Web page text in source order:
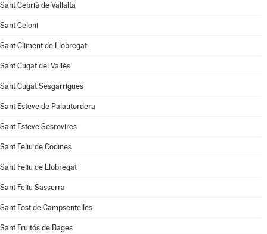
Sant Cebrià de Vallalta
Sant Celoni
Sant Climent de Llobregat
Sant Cugat del Vallès
Sant Cugat Sesgarrigues
Sant Esteve de Palautordera
Sant Esteve Sesrovires
Sant Feliu de Codines
Sant Feliu de Llobregat
Sant Feliu Sasserra
Sant Fost de Campsentelles
Sant Fruitós de Bages